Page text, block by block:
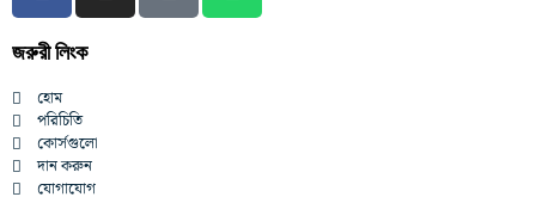
জরুরী লিংক
হোম
পরিচিতি
কোর্সগুলো
দান করুন
যোগাযোগ